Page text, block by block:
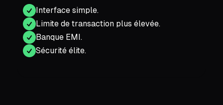
Interface simple.
Limite de transaction plus élevée.
Banque EMI.
Sécurité élite.